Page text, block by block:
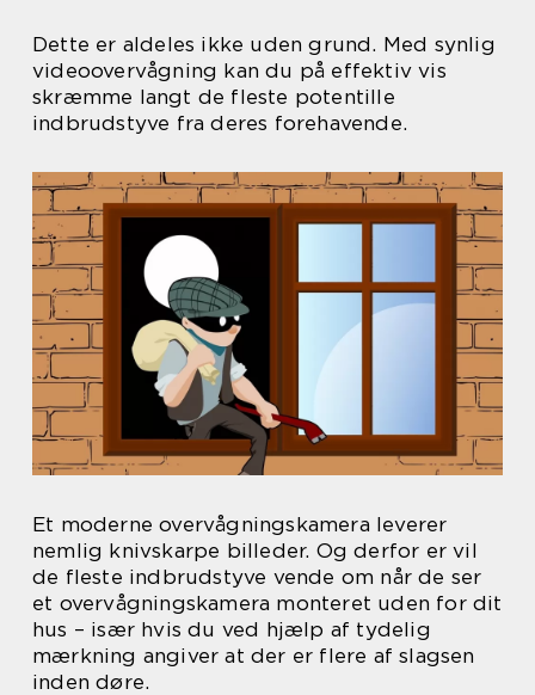
Dette er aldeles ikke uden grund. Med synlig
videoovervågning kan du på effektiv vis
skræmme langt de fleste potentille
indbrudstyve fra deres forehavende.
Et moderne overvågningskamera leverer
nemlig knivskarpe billeder. Og derfor er vil
de fleste indbrudstyve vende om når de ser
et overvågningskamera monteret uden for dit
hus – især hvis du ved hjælp af tydelig
mærkning angiver at der er flere af slagsen
inden døre.